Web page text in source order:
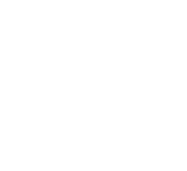
do uzyskania
wytwarzających,